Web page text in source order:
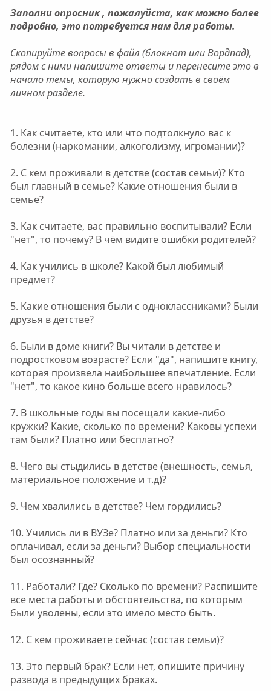
самом деле я не хочу этого
попросил не писать 3 месяца
Она так же бросает, говорит что бросила даже уже,
хотя не верится но в неё я верю, за 3 месяца она
сможет так же, чувствую что сможет
Заполни опросник , пожалуйста, как можно более
подробно, это потребуется нам для работы.
Скопируйте вопросы в файл (блокнот или Вордпад),
рядом с ними напишите ответы и перенесите это в
начало темы, которую нужно создать в своём
личном разделе.
1. Как считаете, кто или что подтолкнуло вас к
болезни (наркомании, алкоголизму, игромании)?
2. С кем проживали в детстве (состав семьи)? Кто
был главный в семье? Какие отношения были в
семье?
3. Как считаете, вас правильно воспитывали? Если
"нет", то почему? В чём видите ошибки родителей?
4. Как учились в школе? Какой был любимый
предмет?
5. Какие отношения были с одноклассниками? Были
друзья в детстве?
6. Были в доме книги? Вы читали в детстве и
подростковом возрасте? Если "да", напишите книгу,
которая произвела наибольшее впечатление. Если
"нет", то какое кино больше всего нравилось?
7. В школьные годы вы посещали какие-либо
кружки? Какие, сколько по времени? Каковы успехи
там были? Платно или бесплатно?
8. Чего вы стыдились в детстве (внешность, семья,
материальное положение и т.д)?
9. Чем хвалились в детстве? Чем гордились?
10. Учились ли в ВУЗе? Платно или за деньги? Кто
оплачивал, если за деньги? Выбор специальности
был осознанный?
11. Работали? Где? Сколько по времени? Распишите
все места работы и обстоятельства, по которым
были уволены, если это имело место быть.
12. С кем проживаете сейчас (состав семьи)?
13. Это первый брак? Если нет, опишите причину
развода в предыдущих браках.